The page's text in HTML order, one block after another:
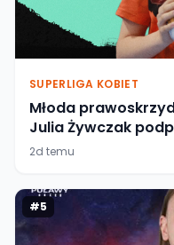
SUPERLIGA KOBIET
Młoda
Julia Żywczak
2d temu
#5